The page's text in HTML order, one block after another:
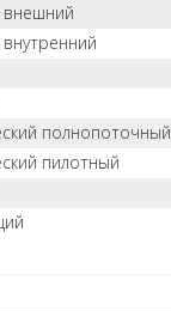
полнопоточный
пилотный